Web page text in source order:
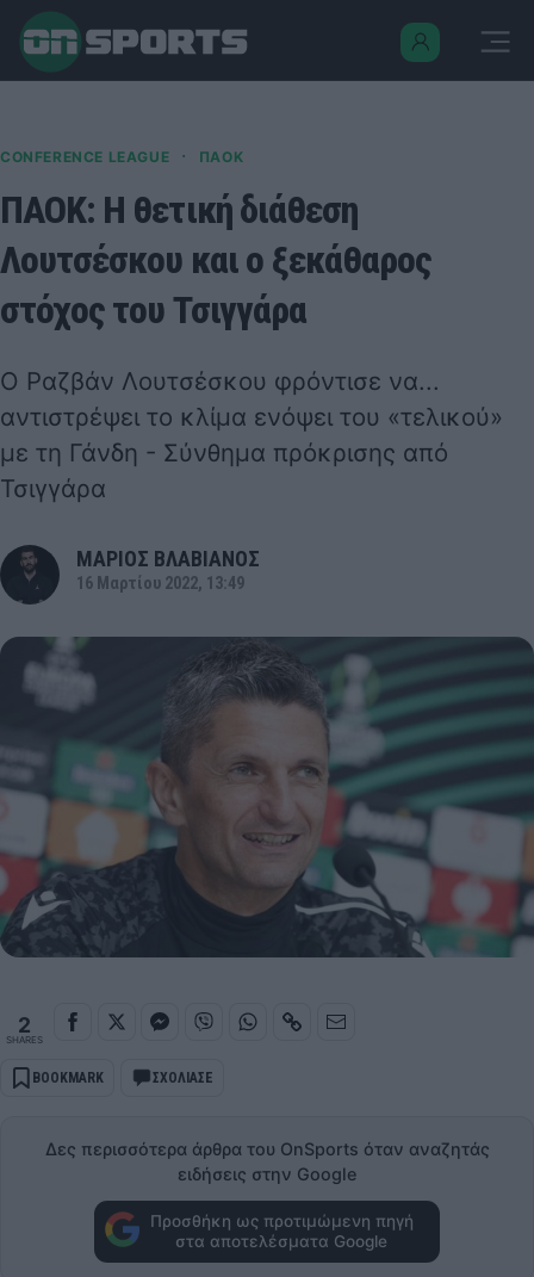
CONFERENCE LEAGUE · ΠΑΟΚ
ΠΑΟΚ: Η θετική διάθεση
Λουτσέσκου και ο ξεκάθαρος
στόχος του Τσιγγάρα
Ο Ραζβάν Λουτσέσκου φρόντισε να...
αντιστρέψει το κλίμα ενόψει του «τελικού»
με τη Γάνδη - Σύνθημα πρόκρισης από
Τσιγγάρα
ΜΑΡΙΟΣ ΒΛΑΒΙΑΝΟΣ
16 Μαρτίου 2022, 13:49
2
SHARES
BOOKMARK ΣΧΟΛΙΑΣΕ
Δες περισσότερα άρθρα του OnSports όταν αναζητάς
ειδήσεις στην Google
Προσθήκη ως προτιμώμενη πηγή
στα αποτελέσματα Google